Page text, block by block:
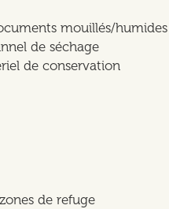
mouillés/humides
de séchage
de conservation
de refuge